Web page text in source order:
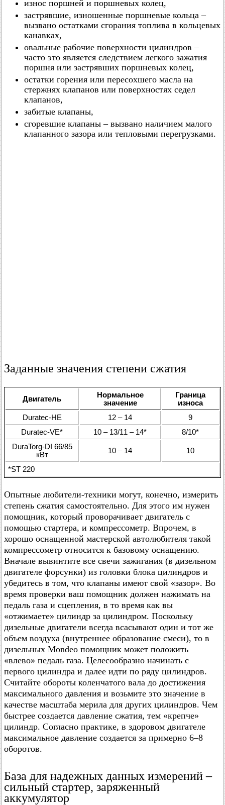
износ поршней и поршневых колец,
застрявшие, изношенные поршневые кольца –
вызвано остатками сгорания топлива в кольцевых
канавках,
овальные рабочие поверхности цилиндров –
часто это является следствием легкого зажатия
поршня или застрявших поршневых колец,
остатки горения или пересохшего масла на
стержнях клапанов или поверхностях седел
клапанов,
забитые клапаны,
сгоревшие клапаны – вызвано наличием малого
клапанного зазора или тепловыми перегрузками.
Заданные значения степени сжатия
Двигатель
Нормальное
значение
Граница
износа
Duratec-HE
12 – 14
9
Duratec-VE*
10 – 13/11 – 14*
8/10*
DuraTorg-DI 66/85
кВт
10 – 14 10
*ST 220
Опытные любители-техники могут, конечно, измерить
степень сжатия самостоятельно. Для этого им нужен
помощник, который проворачивает двигатель с
помощью стартера, и компрессометр. Впрочем, в
хорошо оснащенной мастерской автолюбителя такой
компрессометр относится к базовому оснащению.
Вначале вывинтите все свечи зажигания (в дизельном
двигателе форсунки) из головки блока цилиндров и
убедитесь в том, что клапаны имеют свой «зазор». Во
время проверки ваш помощник должен нажимать на
педаль газа и сцепления, в то время как вы
«отжимаете» цилиндр за цилиндром. Поскольку
дизельные двигатели всегда всасывают один и тот же
объем воздуха (внутреннее образование смеси), то в
дизельных Mondeo помощник может положить
«влево» педаль газа. Целесообразно начинать с
первого цилиндра и далее идти по ряду цилиндров.
Считайте обороты коленчатого вала до достижения
максимального давления и возьмите это значение в
качестве масштаба мерила для других цилиндров. Чем
быстрее создается давление сжатия, тем «крепче»
цилиндр. Согласно практике, в здоровом двигателе
максимальное давление создается за примерно 6–8
оборотов.
База для надежных данных измерений –
сильный стартер, заряженный
аккумулятор